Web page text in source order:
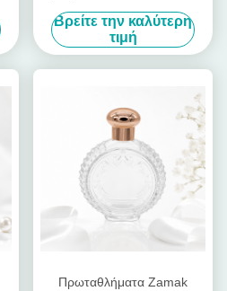
κράμα ψευδαργύρου με
προσαρμοσμένο λογότυπο
και γυαλισμένο φινίρισμα
Βρείτε την καλύτερη
τιμή
Πρωταθλήματα Zamak